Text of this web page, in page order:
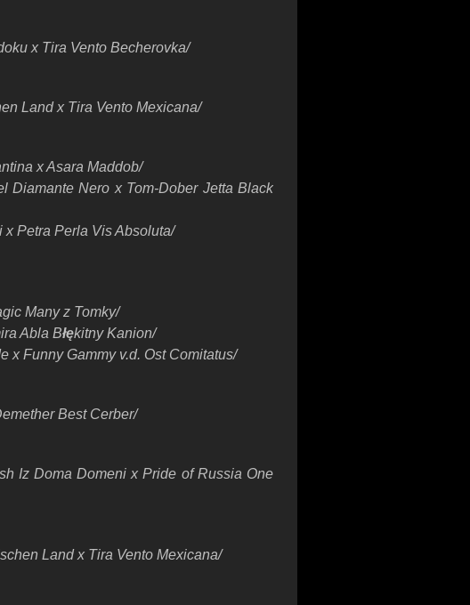
x Tira Vento Becherovka/
Land x Tira Vento Mexicana/
x Asara Maddob/
Diamante Nero x Tom-Dober Jetta Black
x Petra Perla Vis Absoluta/
Many z Tomky/
Abla Błękitny Kanion/
x Funny Gammy v.d. Ost Comitatus/
Best Cerber/
Iz Doma Domeni x Pride of Russia One
Land x Tira Vento Mexicana/